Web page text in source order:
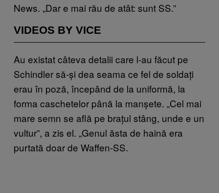
News. „Dar e mai rău de atât: sunt SS.”
VIDEOS BY VICE
Au existat câteva detalii care l-au făcut pe
Schindler să-și dea seama ce fel de soldați
erau în poză, începând de la uniformă, la
forma caschetelor până la manșete. „Cel mai
mare semn se află pe brațul stâng, unde e un
vultur”, a zis el. „Genul ăsta de haină era
purtată doar de Waffen-SS.